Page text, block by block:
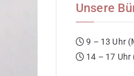
Unsere
9 – 13 Uhr
14 – 17 Uhr